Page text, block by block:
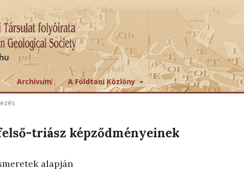
Archívum A Földtani Közlöny
triász képződményeinek
alapján